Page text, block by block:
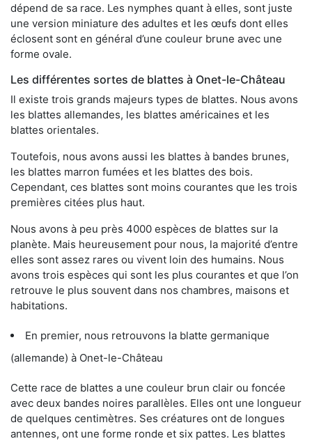
dépend de sa race. Les nymphes quant à elles, sont juste
une version miniature des adultes et les œufs dont elles
éclosent sont en général d’une couleur brune avec une
forme ovale.
Les différentes sortes de blattes à Onet-le-Château
Il existe trois grands majeurs types de blattes. Nous avons
les blattes allemandes, les blattes américaines et les
blattes orientales.
Toutefois, nous avons aussi les blattes à bandes brunes,
les blattes marron fumées et les blattes des bois.
Cependant, ces blattes sont moins courantes que les trois
premières citées plus haut.
Nous avons à peu près 4000 espèces de blattes sur la
planète. Mais heureusement pour nous, la majorité d’entre
elles sont assez rares ou vivent loin des humains. Nous
avons trois espèces qui sont les plus courantes et que l’on
retrouve le plus souvent dans nos chambres, maisons et
habitations.
En premier, nous retrouvons la blatte germanique
(allemande) à Onet-le-Château
Cette race de blattes a une couleur brun clair ou foncée
avec deux bandes noires parallèles. Elles ont une longueur
de quelques centimètres. Ses créatures ont de longues
antennes, ont une forme ronde et six pattes. Les blattes